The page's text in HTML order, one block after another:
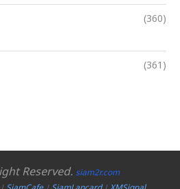
(360)
(361)
Reserved. siam2r.com